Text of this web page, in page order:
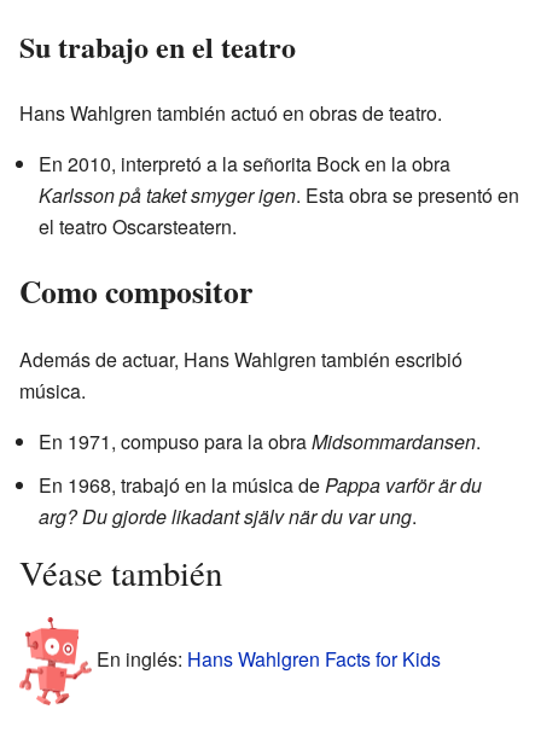
Su trabajo en el teatro
Hans Wahlgren también actuó en obras de teatro.
En 2010, interpretó a la señorita Bock en la obra
Karlsson på taket smyger igen. Esta obra se presentó en
el teatro Oscarsteatern.
Como compositor
Además de actuar, Hans Wahlgren también escribió
música.
En 1971, compuso para la obraMidsommardansen.
En 1968, trabajó en la música dePappa varför är du
arg? Du gjorde likadant själv när du var ung.
Véase también
En inglés: Hans Wahlgren Facts for Kids